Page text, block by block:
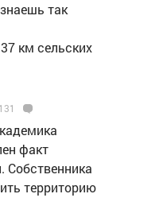
так
км сельских
факт
Собственника
территорию